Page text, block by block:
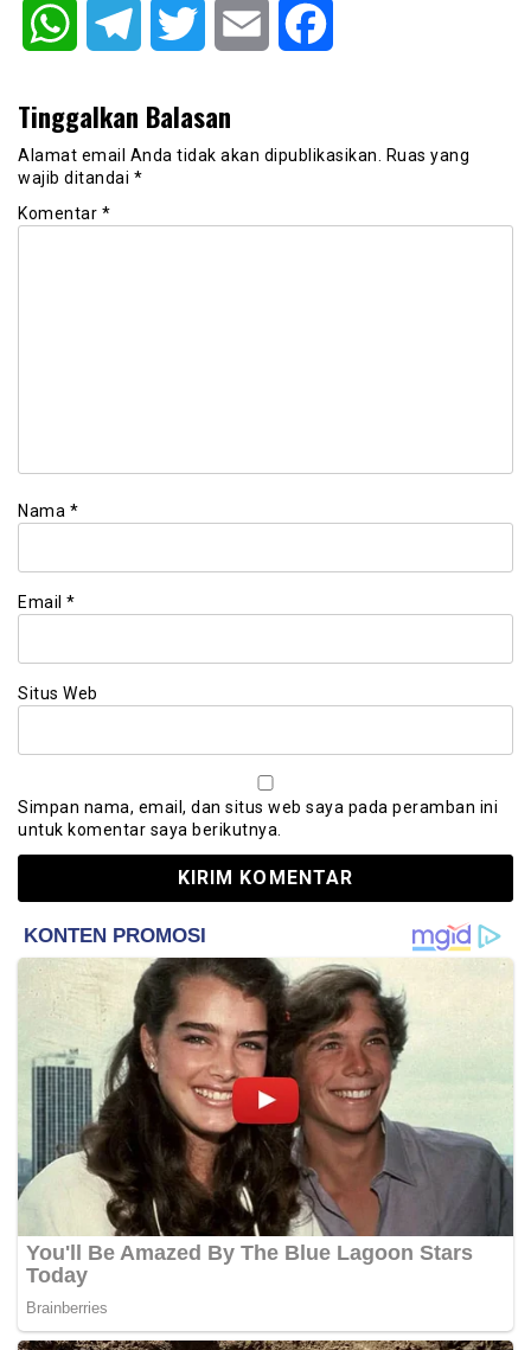
WhatsAppTelegram Twitter Email
Tinggalkan Balasan
Alamat email Anda tidak akan dipublikasikan.
Ruas yang
wajib ditandai *
Komentar *
Nama *
Email *
Situs Web
Simpan nama, email, dan situs web saya pada peramban ini
untuk komentar saya berikutnya.